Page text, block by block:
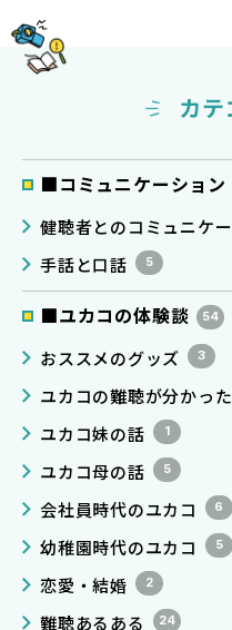
カ
■コミュニケーション
健聴者とのコミュニケ
手話と口話 5
■ユカコの体験談 54
おススメのグッズ 3
ユカコの難聴が分かっ
ユカコ妹の話 1
ユカコ母の話 5
会社員時代のユカコ 6
幼稚園時代のユカコ 5
恋愛・結婚 2
難聴あるある 24